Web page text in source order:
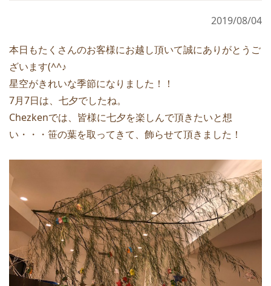
2019/08/04
本日もたくさんのお客様にお越し頂いて誠にありがとうご
ざいます(^^♪
星空がきれいな季節になりました！！
7月7日は、七夕でしたね。
Chezkenでは、皆様に七夕を楽しんで頂きたいと想
い・・・笹の葉を取ってきて、飾らせて頂きました！